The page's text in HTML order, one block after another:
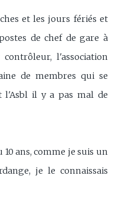
et les jours fériés et
de chef de gare à
l'association
de membres qui se
l'Asbl il y a pas mal de
ans, comme je suis un
je le connaissais